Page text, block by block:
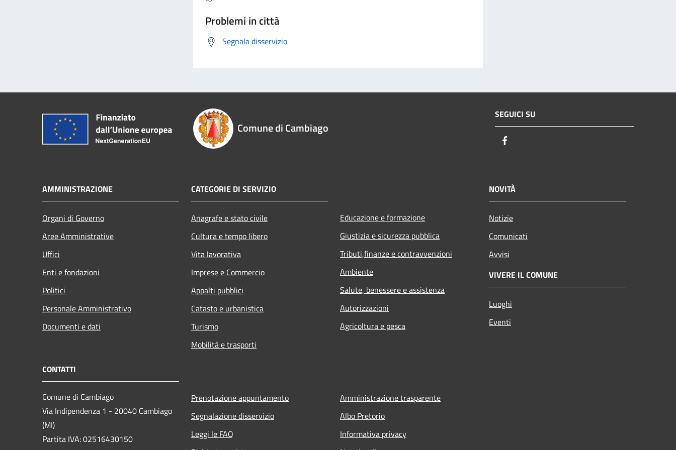
Problemi in città
Segnala disservizio
Comune di Cambiago
SEGUICI SU
AMMINISTRAZIONE
Organi di Governo
Aree Amministrative
Uffici
Enti e fondazioni
Politici
Personale Amministrativo
Documenti e dati
CATEGORIE DI SERVIZIO
Anagrafe e stato civile
Cultura e tempo libero
Vita lavorativa
Imprese e Commercio
Appalti pubblici
Catasto e urbanistica
Turismo
Mobilità e trasporti
Educazione e formazione
Giustizia e sicurezza pubblica
Tributi,finanze e contravvenzioni
Ambiente
Salute, benessere e assistenza
Autorizzazioni
Agricoltura e pesca
NOVITÀ
Notizie
Comunicati
Avvisi
VIVERE IL COMUNE
Luoghi
Eventi
CONTATTI
Comune di Cambiago
Via Indipendenza 1 - 20040 Cambiago
(MI)
Partita IVA: 02516430150
Prenotazione appuntamento
Segnalazione disservizio
Leggi le FAQ
Amministrazione trasparente
Albo Pretorio
Informativa privacy